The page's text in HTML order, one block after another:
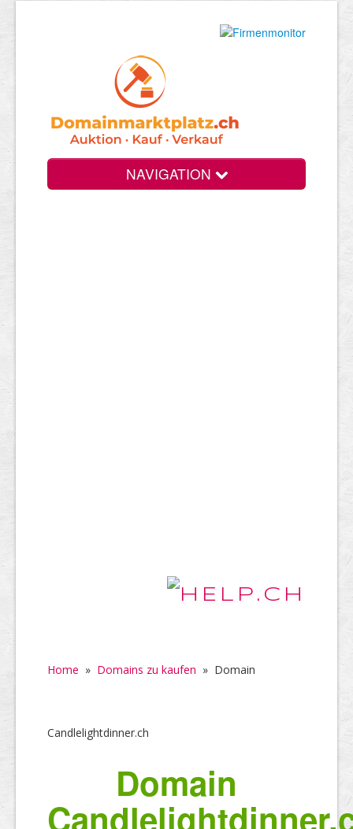
NAVIGATION
Home » Domains zu kaufen » Domain
Candlelightdinner.ch
Domain